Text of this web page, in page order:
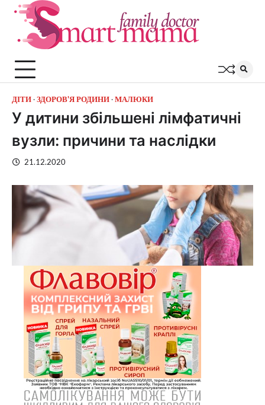
Перейти
ДІТИ ЗДОРОВ'Я РОДИНИ МАЛЮКИ
У дитини збільшені лімфатичні
вузли: причини та наслідки
21.12.2020